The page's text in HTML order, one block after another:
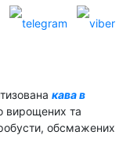
кава в
вирощених та
обсмажених